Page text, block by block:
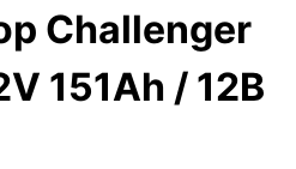
Challenger
151Ah / 12В